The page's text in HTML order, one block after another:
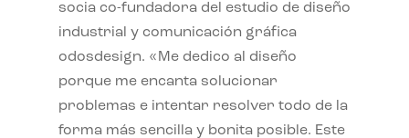
socia co-fundadora del estudio de diseño
industrial y comunicación gráfica
odosdesign. «Me dedico al diseño
porque me encanta solucionar
problemas e intentar resolver todo de la
forma más sencilla y bonita posible. Este